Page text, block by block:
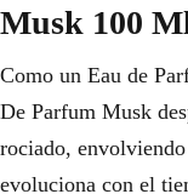
Musk 100
Como un Eau de
De Parfum Musk
rociado,
evoluciona con el